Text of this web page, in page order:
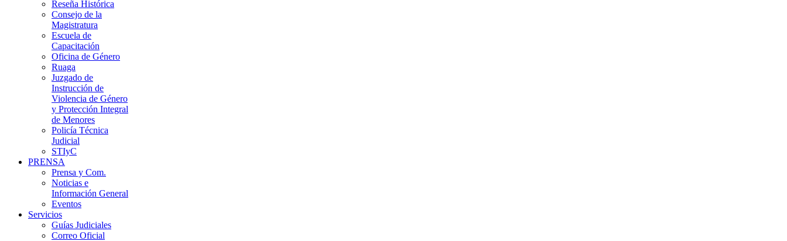
Reseña Histórica
Consejo de la
Magistratura
Escuela de
Capacitación
Oficina de Género
Ruaga
Juzgado de
Instrucción de
Violencia de Género
y Protección Integral
de Menores
Policía Técnica
Judicial
STIyC
PRENSA
Prensa y Com.
Noticias e
Información General
Eventos
Servicios
Guías Judiciales
Correo Oficial